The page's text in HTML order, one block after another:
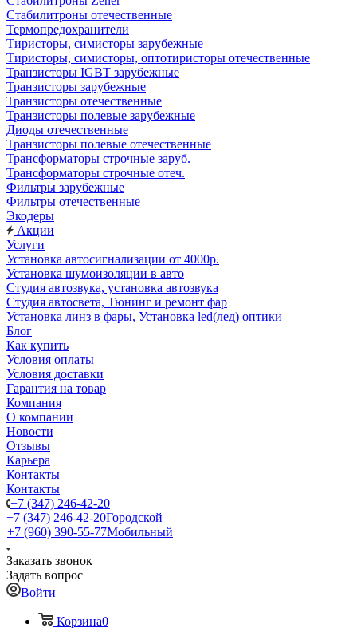
Стабилитроны отечественные
Термопредохранители
Тиристоры, симисторы зарубежные
Тиристоры, симисторы, оптотиристоры отечественные
Транзисторы IGBT зарубежные
Транзисторы зарубежные
Транзисторы отечественные
Транзисторы полевые зарубежные
Диоды отечественные
Транзисторы полевые отечественные
Трансформаторы строчные заруб.
Трансформаторы строчные отеч.
Фильтры зарубежные
Фильтры отечественные
Экодеры
Акции
Услуги
Установка автосигнализации от 4000р.
Установка шумоизоляции в авто
Студия автозвука, установка автозвука
Студия автосвета, Тюнинг и ремонт фар
Установка линз в фары, Установка led(лед) оптики
Блог
Как купить
Условия оплаты
Условия доставки
Гарантия на товар
Компания
О компании
Новости
Отзывы
Карьера
Контакты
Контакты
+7 (347) 246-42-20
+7 (347) 246-42-20Городской
+7 (960) 390-55-77Мобильный
Заказать звонок
Задать вопрос
Войти
Корзина0